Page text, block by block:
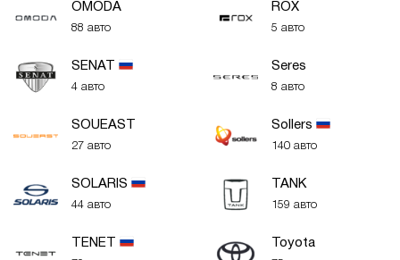
OMODA
88 авто
ROX
5 авто
SENAT
4 авто
Seres
8 авто
SOUEAST
27 авто
Sollers
140 авто
SOLARIS
44 авто
TANK
159 авто
TENET Toyota